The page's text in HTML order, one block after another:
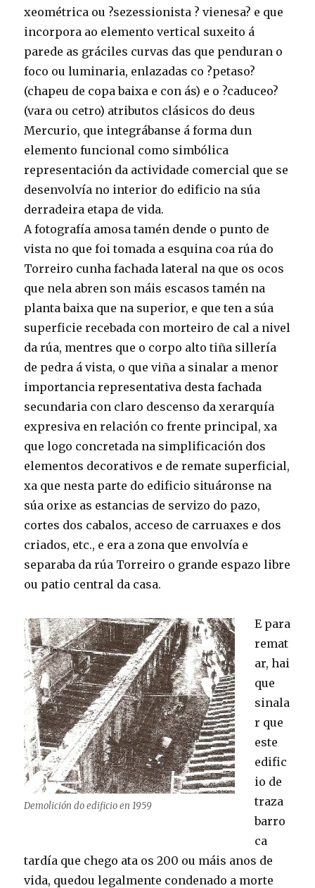
xeométrica ou ?sezessionista ? vienesa? e que
incorpora ao elemento vertical suxeito á
parede as gráciles curvas das que penduran o
foco ou luminaria, enlazadas co ?petaso?
(chapeu de copa baixa e con ás) e o ?caduceo?
(vara ou cetro) atributos clásicos do deus
Mercurio, que integrábanse á forma dun
elemento funcional como simbólica
representación da actividade comercial que se
desenvolvía no interior do edificio na súa
derradeira etapa de vida.
A fotografía amosa tamén dende o punto de
vista no que foi tomada a esquina coa rúa do
Torreiro cunha fachada lateral na que os ocos
que nela abren son máis escasos tamén na
planta baixa que na superior, e que ten a súa
superficie recebada con morteiro de cal a nivel
da rúa, mentres que o corpo alto tiña sillería
de pedra á vista, o que viña a sinalar a menor
importancia representativa desta fachada
secundaria con claro descenso da xerarquía
expresiva en relación co frente principal, xa
que logo concretada na simplificación dos
elementos decorativos e de remate superficial,
xa que nesta parte do edificio situáronse na
súa orixe as estancias de servizo do pazo,
cortes dos cabalos, acceso de carruaxes e dos
criados, etc., e era a zona que envolvía e
separaba da rúa Torreiro o grande espazo libre
ou patio central da casa.
Demolición do edificio en 1959
E para
remat
ar, hai
que
sinala
r que
este
edific
io de
traza
barro
ca
tardía que chego ata os 200 ou máis anos de
vida, quedou legalmente condenado a morte